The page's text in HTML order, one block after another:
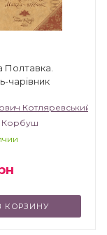
Полтавка.
чарівник
Котляревський
Корбуш
КОРЗИНУ